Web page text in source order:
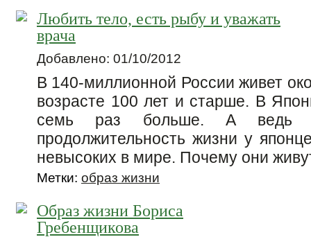
Любить тело, есть рыбу и уважать
врача
Добавлено: 01/10/2012
В 140-миллионной России живет
возрасте 100 лет и старше. В
семь раз больше. А
продолжительность жизни у
невысоких в мире. Почему они
Метки: образ жизни
Образ жизни Бориса
Гребенщикова